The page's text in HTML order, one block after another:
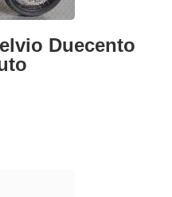
Duecento